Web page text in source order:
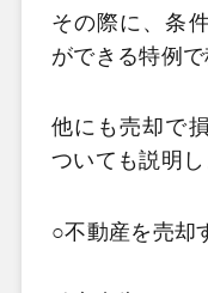
その際に、条
ができる特例
他にも売却で
ついても説明し
○不動産を売却